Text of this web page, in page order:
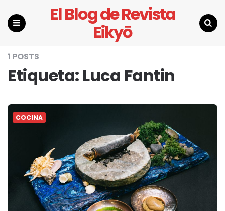
El Blog de Revista
Eikyō
1 POSTS
Etiqueta: Luca Fantin
COCINA